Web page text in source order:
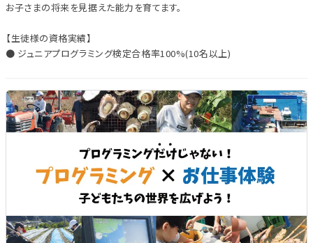
お子さまの将来を見据えた能力を育てます。
【生徒様の資格実績】
● ジュニアプログラミング検定合格率100%(10名以上)